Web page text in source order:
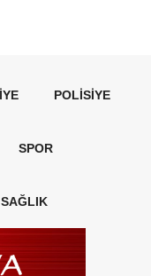
POLISIYE
SPOR
SAĞLIK